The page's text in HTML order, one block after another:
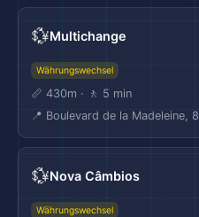
💱Multichange
Währungswechsel
📏 430m · 🚶 5 min
📍 Boulevard de la Madeleine, 8
💱Nova Câmbios
Währungswechsel